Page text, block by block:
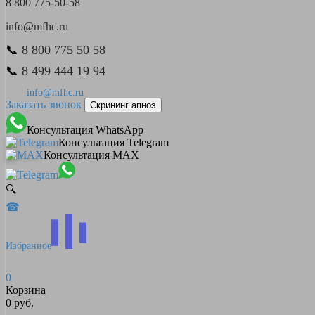
8 800 775-50-58
info@mfhc.ru
📞 8 800 775 50 58
📞 8 499 444 19 94
info@mfhc.ru
Заказать звонок Скрининг апноэ
Консультация WhatsApp
Консультация Telegram
Консультация MAX
🔍
☎
Избранное
0
Корзина
0 руб.